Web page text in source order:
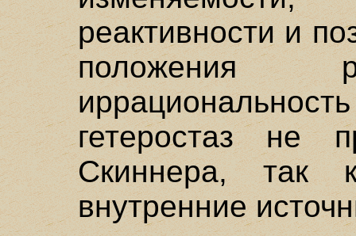
реактивности и
положения
гетеростаз не
Скиннера, так
внутренние